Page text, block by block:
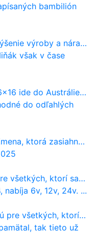
bambilión
tržieb. Ktorí odberatelia sú kľúčoví?
však v čase
Austrálie. Na čo bude slúžiť?
do odľahlých
slovenských dopravcov
sa chcú dozvedieť niečo viac
nabíja 6v, 12v, 24v. ...
ktorí sa chcú dozvedieť niečo viac
tak tieto už